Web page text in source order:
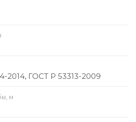
2014, ГОСТ Р 53313-2009
м